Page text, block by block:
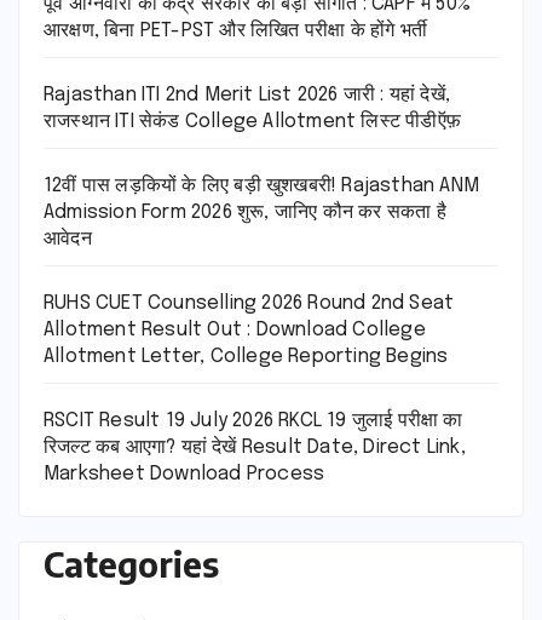
आरक्षण, बिना PET-PST और लिखित परीक्षा के होंगे भर्ती
Rajasthan ITI 2nd Merit List 2026 जारी : यहां देखें,
राजस्थान ITI सेकंड College Allotment लिस्ट पीडीऍफ़
12वीं पास लड़कियों के लिए बड़ी खुशखबरी! Rajasthan ANM
Admission Form 2026 शुरू, जानिए कौन कर सकता है
आवेदन
RUHS CUET Counselling 2026 Round 2nd Seat
Allotment Result Out : Download College
Allotment Letter, College Reporting Begins
RSCIT Result 19 July 2026 RKCL 19 जुलाई परीक्षा का
रिजल्ट कब आएगा? यहां देखें Result Date, Direct Link,
Marksheet Download Process
Categories